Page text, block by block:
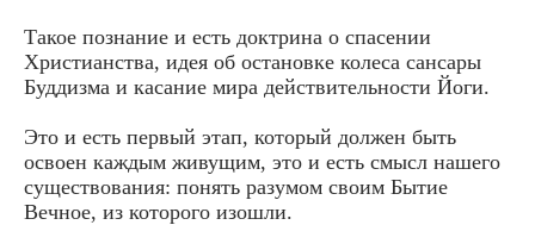
Такое познание и есть доктрина о спасении
Христианства, идея об остановке колеса сансары
Буддизма и касание мира действительности Йоги.
Это и есть первый этап, который должен быть
освоен каждым живущим, это и есть смысл нашего
существования: понять разумом своим Бытие
Вечное, из которого изошли.